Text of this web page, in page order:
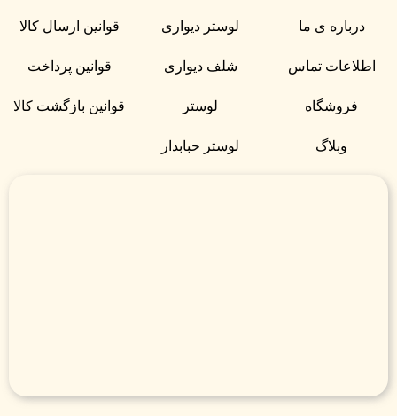
درباره ی ما
اطلاعات تماس
فروشگاه
وبلاگ
لوستر دیواری
شلف دیواری
لوستر
لوستر حبابدار
قوانین ارسال کالا
قوانین پرداخت
قوانین بازگشت کالا